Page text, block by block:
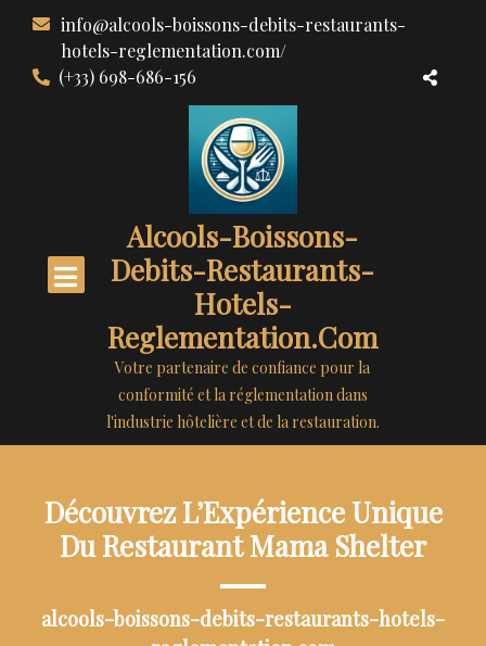
contenu
info@alcools-boissons-debits-restaurants-
hotels-reglementation.com/
(+33) 698-686-156
Alcools-Boissons-
Debits-Restaurants-
Hotels-
Reglementation.com
Votre partenaire de confiance pour la
conformité et la réglementation dans
l'industrie hôtelière et de la restauration.
Découvrez L’Expérience Unique
Du Restaurant Mama Shelter
alcools-boissons-debits-restaurants-hotels-